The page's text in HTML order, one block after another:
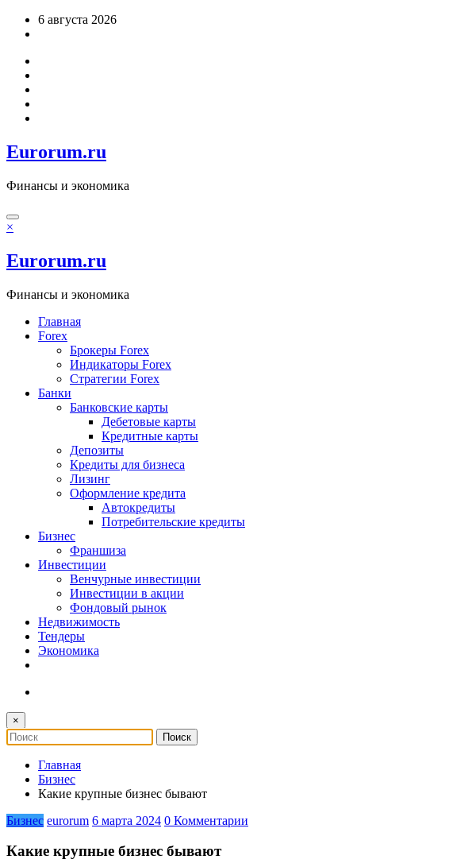
Перейти6 августа 2026
Eurorum.ru
Финансы и экономика
×
Eurorum.ru
Финансы и экономика
Главная
Forex
Брокеры Forex
Индикаторы Forex
Стратегии Forex
Банки
Банковские карты
Дебетовые карты
Кредитные карты
Депозиты
Кредиты для бизнеса
Лизинг
Оформление кредита
Автокредиты
Потребительские кредиты
Бизнес
Франшиза
Инвестиции
Венчурные инвестиции
Инвестиции в акции
Фондовый рынок
Недвижимость
Тендеры
Экономика
×
Главная
Бизнес
Какие крупные бизнес бывают
Бизнес eurorum 6 марта 2024 0 Комментарии
Какие крупные бизнес бывают